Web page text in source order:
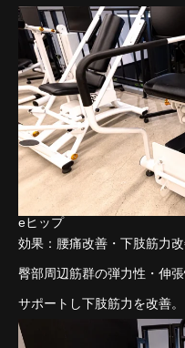
eヒップ
効果：腰痛改善・下肢筋力
臀部周辺筋群の弾力性・伸
サポートし下肢筋力を改善。